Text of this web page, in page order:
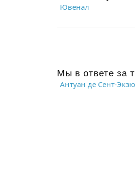
Ювенал
Мы в ответе за
Антуан де Сент-